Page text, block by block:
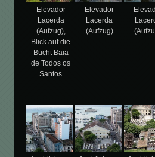
Elevador
Lacerda
(Aufzug),
Blick auf die
Bucht Baia
de Todos os
Santos
Elevador
Lacerda
(Aufzug)